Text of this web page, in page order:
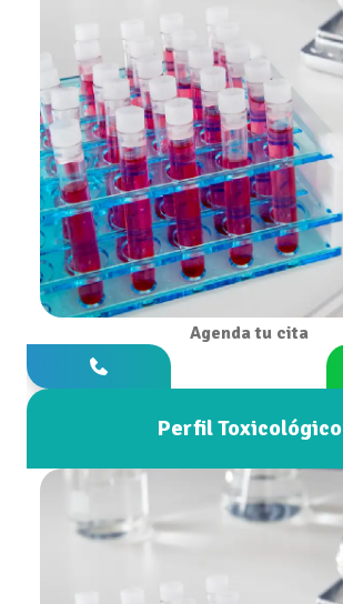
Agenda tu cita
Perfil Toxicológico